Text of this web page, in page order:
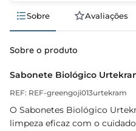
Sobre Avaliações
Sobre o produto
Sabonete Biológico
REF: REF-greengoji013urtekram
O Sabonetes Biológico
limpeza eficaz com o